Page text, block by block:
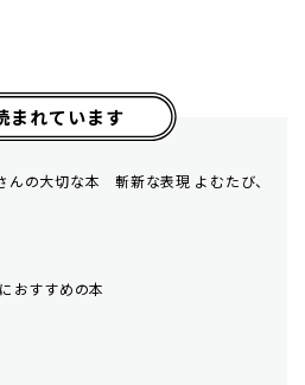
まれています
んの大切な本 斬新な表現 よむたび、
おすすめの本